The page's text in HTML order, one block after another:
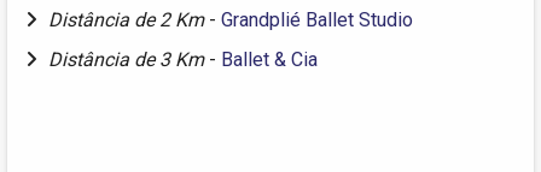
Distância de 2 Km - Grandplié Ballet Studio
Distância de 3 Km - Ballet & Cia